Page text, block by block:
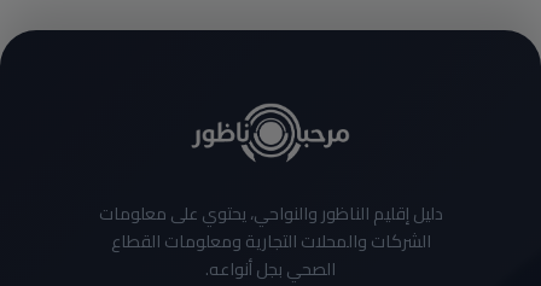
دليل إقليم الناظور والنواحي، يحتوي على معلومات
الشركات والمحلات التجارية ومعلومات القطاع
الصحي بجل أنواعه.